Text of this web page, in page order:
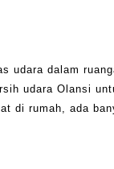
udara dalam
udara Olansi
di rumah, ada